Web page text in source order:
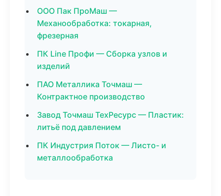
ООО Пак ПроМаш —
Механообработка: токарная,
фрезерная
ПК Line Профи — Сборка узлов и
изделий
ПАО Металлика Точмаш —
Контрактное производство
Завод Точмаш ТехРесурс — Пластик:
литьё под давлением
ПК Индустрия Поток — Листо- и
металлообработка